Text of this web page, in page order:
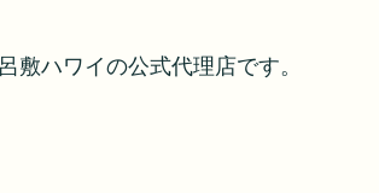
敷ハワイの公式代理店です。